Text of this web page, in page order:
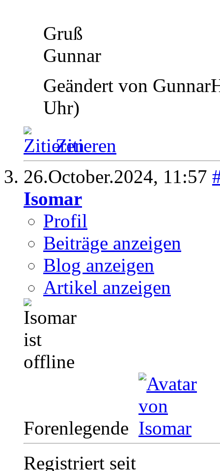
Gruß
Gunnar
Geändert von
Uhr)
Zitieren
26.October.2024, 11:57
Isomar
Profil
Beiträge anzeigen
Blog anzeigen
Artikel anzeigen
Forenlegende
Registriert seit